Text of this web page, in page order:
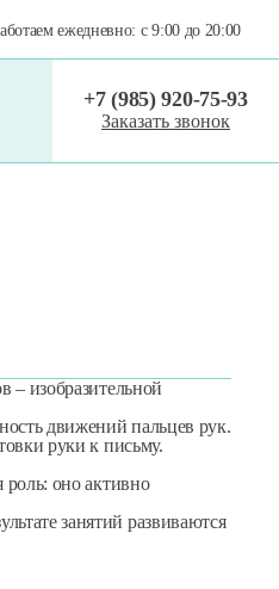
ежедневно: с9:00 до 20:00
+7 (985) 920-75-93
Заказать звонок
– изобразительной
движений пальцев рук.
руки к письму.
роль: оно активно
занятий развиваются